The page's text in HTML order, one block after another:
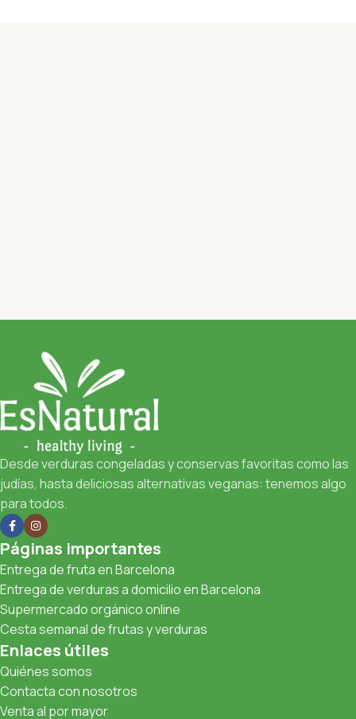
Desde verduras congeladas y conservas favoritas como las
judías, hasta deliciosas alternativas veganas: tenemos algo
para todos.
Páginas importantes
Entrega de fruta en Barcelona
Entrega de verduras a domicilio en Barcelona
Supermercado orgánico online
Cesta semanal de frutas y verduras
Enlaces útiles
Quiénes somos
Contacta con nosotros
Venta al por mayor